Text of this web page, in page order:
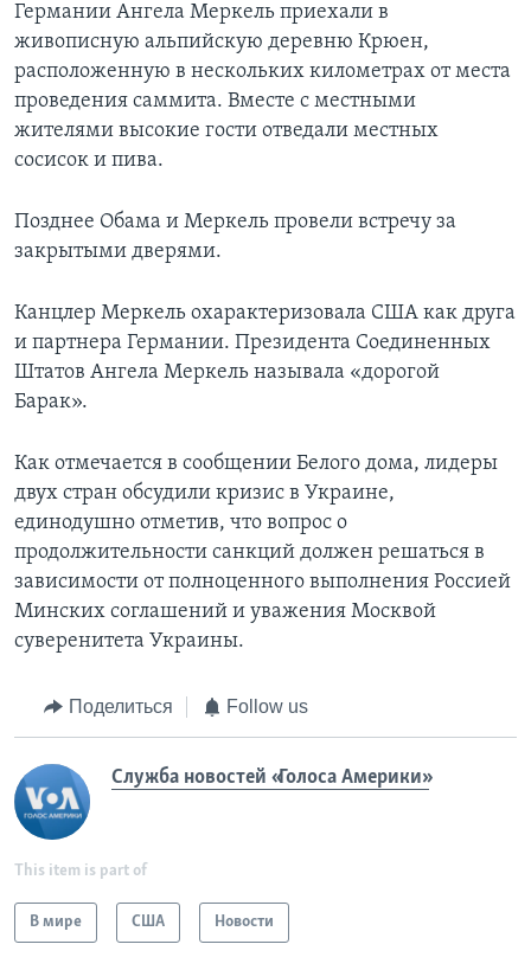
Германии Ангела Меркель приехали в
живописную альпийскую деревню Крюен,
расположенную в нескольких километрах от места
проведения саммита. Вместе с местными
жителями высокие гости отведали местных
сосисок и пива.
Позднее Обама и Меркель провели встречу за
закрытыми дверями.
Канцлер Меркель охарактеризовала США как друга
и партнера Германии. Президента Соединенных
Штатов Ангела Меркель называла «дорогой
Барак».
Как отмечается в сообщении Белого дома, лидеры
двух стран обсудили кризис в Украине,
единодушно отметив, что вопрос о
продолжительности санкций должен решаться в
зависимости от полноценного выполнения Россией
Минских соглашений и уважения Москвой
суверенитета Украины.
Поделиться Follow us
Служба новостей «Голоса Америки»
This item is part of
В мире США Новости